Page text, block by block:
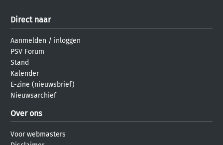
Direct naar
Aanmelden / inloggen
PSV Forum
Stand
Kalender
E-zine (nieuwsbrief)
Nieuwsarchief
Over ons
Voor webmasters